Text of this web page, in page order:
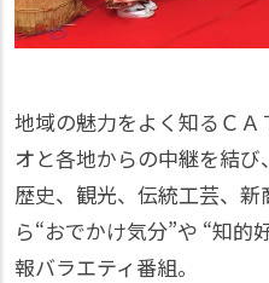
地域の魅力をよく知るＣ
オと各地からの中継を結び
歴史、観光、伝統工芸、
ら“おでかけ気分”や “知的
報バラエティ番組。